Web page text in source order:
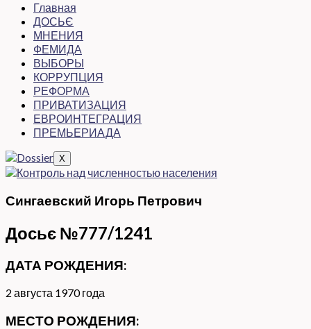
Главная
ДОСЬЄ
МНЕНИЯ
ФЕМИДА
ВЫБОРЫ
КОРРУПЦИЯ
РЕФОРМА
ПРИВАТИЗАЦИЯ
ЕВРОИНТЕГРАЦИЯ
ПРЕМЬЕРИАДА
X
Сингаевский Игорь Петрович
Досьє №777/1241
ДАТА РОЖДЕНИЯ:
2 августа 1970 года
МЕСТО РОЖДЕНИЯ: